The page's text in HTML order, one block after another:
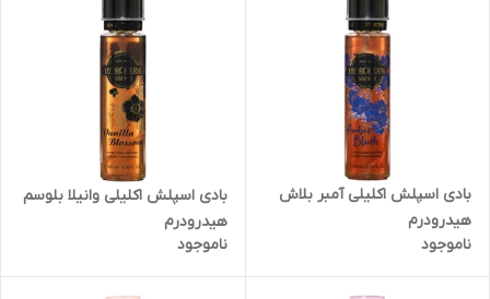
بادی اسپلش اکلیلی آمبر بلاش
هیدرودرم
ناموجود
بادی اسپلش اکلیلی وانیلا بلوسم
هیدرودرم
ناموجود